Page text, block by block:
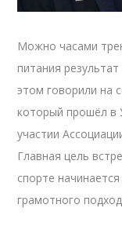
Можно часами
питания
этом говорили на
который прошёл в
участии
Главная цель
спорте
грамотного